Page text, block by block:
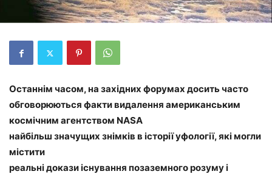
Останнім часом, на західних форумах досить часто
обговорюються факти видалення американським
космічним агентством NASA
найбільш значущих знімків в історії уфології, які могли
містити
реальні докази існування позаземного розуму і